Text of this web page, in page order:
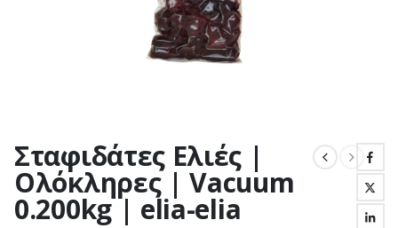
Σταφιδάτες Ελιές |
Ολόκληρες | Vacuum
0.200kg | elia-elia